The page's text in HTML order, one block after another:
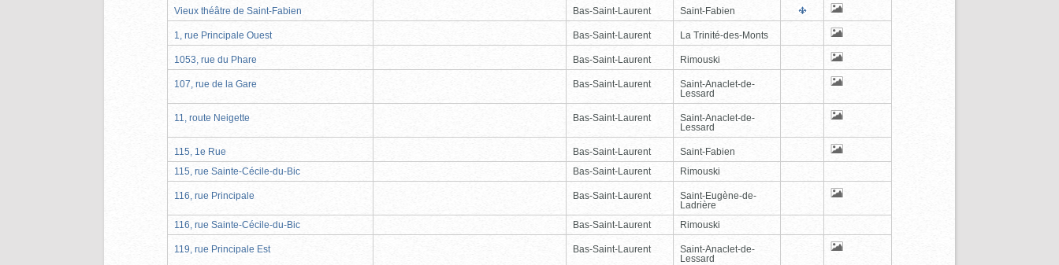
Vieux théâtre de Saint-Fabien Bas-Saint-Laurent Saint-Fabien
1, rue Principale Ouest Bas-Saint-Laurent La Trinité-des-Monts
1053, rue du Phare Bas-Saint-Laurent Rimouski
107, rue de la Gare Bas-Saint-Laurent
Saint-Anaclet-de-
Lessard
11, route Neigette Bas-Saint-Laurent
Saint-Anaclet-de-
Lessard
115, 1e Rue Bas-Saint-Laurent
Saint-Fabien
115, rue Sainte-Cécile-du-Bic
Bas-Saint-Laurent Rimouski
116, rue Principale Bas-Saint-Laurent
Saint-Eugène-de-
Ladrière
116, rue Sainte-Cécile-du-Bic
Bas-Saint-Laurent Rimouski
119, rue Principale Est Bas-Saint-Laurent
Saint-Anaclet-de-
Lessard